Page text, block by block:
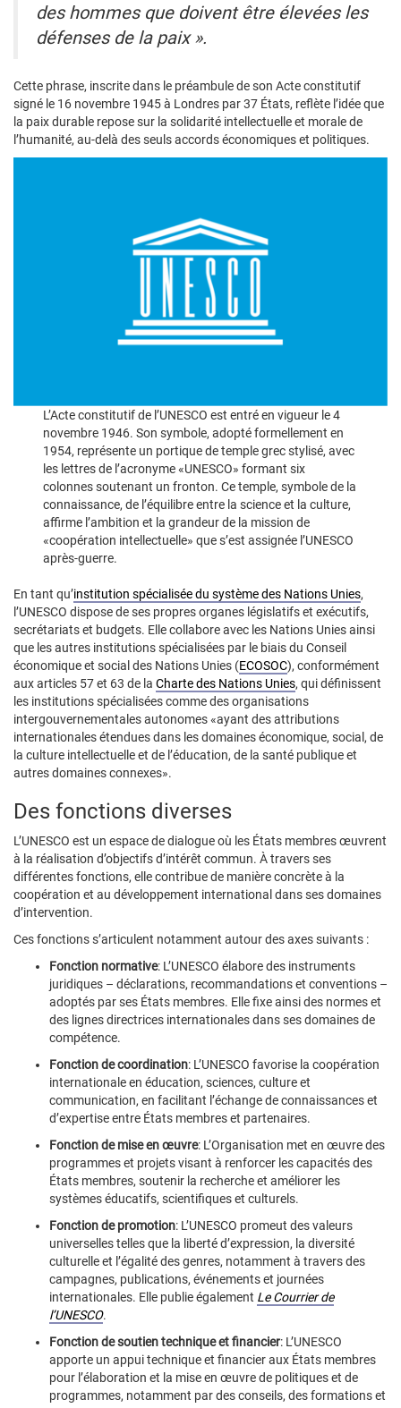
des hommes que doivent être élevées les
défenses de la paix ».
Cette phrase, inscrite dans le préambule de son Acte constitutif
signé le 16 novembre 1945 à Londres par 37 États, reflète l’idée que
la paix durable repose sur la solidarité intellectuelle et morale de
l’humanité, au-delà des seuls accords économiques et politiques.
L’Acte constitutif de l’UNESCO est entré en vigueur le 4
novembre 1946. Son symbole, adopté formellement en
1954, représente un portique de temple grec stylisé, avec
les lettres de l’acronyme «UNESCO» formant six
colonnes soutenant un fronton. Ce temple, symbole de la
connaissance, de l’équilibre entre la science et la culture,
affirme l’ambition et la grandeur de la mission de
«coopération intellectuelle» que s’est assignée l’UNESCO
après-guerre.
En tant qu’institution spécialisée du système des Nations Unies,
l’UNESCO dispose de ses propres organes législatifs et exécutifs,
secrétariats et budgets. Elle collabore avec les Nations Unies ainsi
que les autres institutions spécialisées par le biais du Conseil
économique et social des Nations Unies (ECOSOC), conformément
aux articles 57 et 63 de la Charte des Nations Unies, qui définissent
les institutions spécialisées comme des organisations
intergouvernementales autonomes «ayant des attributions
internationales étendues dans les domaines économique, social, de
la culture intellectuelle et de l’éducation, de la santé publique et
autres domaines connexes».
Des fonctions diverses
L’UNESCO est un espace de dialogue où les États membres œuvrent
à la réalisation d’objectifs d’intérêt commun. À travers ses
différentes fonctions, elle contribue de manière concrète à la
coopération et au développement international dans ses domaines
d’intervention.
Ces fonctions s’articulent notamment autour des axes suivants :
Fonction normative: L’UNESCO élabore des instruments
juridiques – déclarations, recommandations et conventions –
adoptés par ses États membres. Elle fixe ainsi des normes et
des lignes directrices internationales dans ses domaines de
compétence.
Fonction de coordination: L’UNESCO favorise la coopération
internationale en éducation, sciences, culture et
communication, en facilitant l’échange de connaissances et
d’expertise entre États membres et partenaires.
Fonction de mise en œuvre: L’Organisation met en œuvre des
programmes et projets visant à renforcer les capacités des
États membres, soutenir la recherche et améliorer les
systèmes éducatifs, scientifiques et culturels.
Fonction de promotion: L’UNESCO promeut des valeurs
universelles telles que la liberté d’expression, la diversité
culturelle et l’égalité des genres, notamment à travers des
campagnes, publications, événements et journées
internationales. Elle publie également Le Courrier de
l’UNESCO.
Fonction de soutien technique et financier: L’UNESCO
apporte un appui technique et financier aux États membres
pour l’élaboration et la mise en œuvre de politiques et de
programmes, notamment par des conseils, des formations et